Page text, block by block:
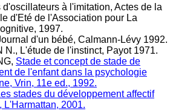
d'oscillateurs à l'imitation, Actes de la
d'Eté de l'Association pour La
1997.
d'un bébé, Calmann-Lévy 1992.
N., L'étude de l'instinct, Payot 1971.
Stade et concept de stade de
de l'enfant dans la psychologie
Vrin, 11e ed., 1992.
stades du développement affectif
L'Harmattan, 2001.